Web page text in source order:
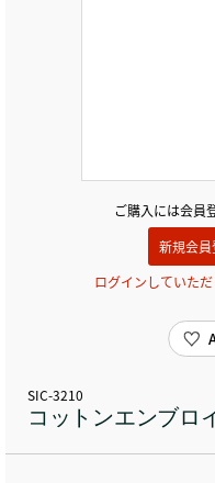
ご購入には会員
新規会員
ログインしていた
SIC-3210
コットンエンブロ